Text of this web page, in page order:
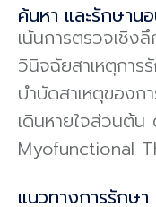
ค้นหา และรักษาน
เน้นการตรวจเชิง
วินิจฉัยสาเหตุการ
บําบัดสาเหตุของ
เดินหายใจส่วนต้
Myofunctional
แนวทางการรักษ